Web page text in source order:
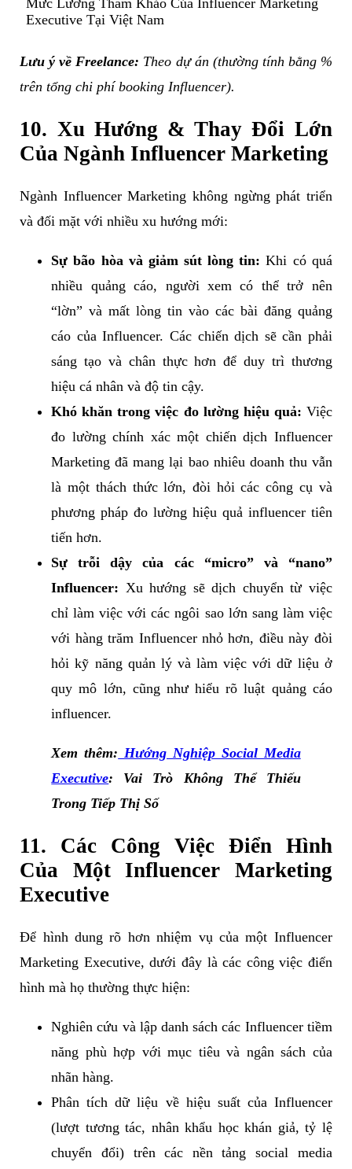
Mức Lương Tham Khảo Của Influencer Marketing
Executive Tại Việt Nam
Lưu ý về Freelance: Theo dự án (thường tính bằng %
trên tổng chi phí booking Influencer).
10. Xu Hướng & Thay Đổi Lớn
Của Ngành Influencer Marketing
Ngành Influencer Marketing không ngừng phát triển
và đối mặt với nhiều xu hướng mới:
Sự bão hòa và giảm sút lòng tin: Khi có quá
nhiều quảng cáo, người xem có thể trở nên
“lờn” và mất lòng tin vào các bài đăng quảng
cáo của Influencer. Các chiến dịch sẽ cần phải
sáng tạo và chân thực hơn để duy trì thương
hiệu cá nhân và độ tin cậy.
Khó khăn trong việc đo lường hiệu quả: Việc
đo lường chính xác một chiến dịch Influencer
Marketing đã mang lại bao nhiêu doanh thu vẫn
là một thách thức lớn, đòi hỏi các công cụ và
phương pháp đo lường hiệu quả influencer tiên
tiến hơn.
Sự trỗi dậy của các “micro” và “nano”
Influencer: Xu hướng sẽ dịch chuyển từ việc
chỉ làm việc với các ngôi sao lớn sang làm việc
với hàng trăm Influencer nhỏ hơn, điều này đòi
hỏi kỹ năng quản lý và làm việc với dữ liệu ở
quy mô lớn, cũng như hiểu rõ luật quảng cáo
influencer.
Xem thêm: Hướng Nghiệp Social Media
Executive: Vai Trò Không Thể Thiếu
Trong Tiếp Thị Số
11. Các Công Việc Điển Hình
Của Một Influencer Marketing
Executive
Để hình dung rõ hơn nhiệm vụ của một Influencer
Marketing Executive, dưới đây là các công việc điển
hình mà họ thường thực hiện:
Nghiên cứu và lập danh sách các Influencer tiềm
năng phù hợp với mục tiêu và ngân sách của
nhãn hàng.
Phân tích dữ liệu về hiệu suất của Influencer
(lượt tương tác, nhân khẩu học khán giả, tỷ lệ
chuyển đổi) trên các nền tảng social media